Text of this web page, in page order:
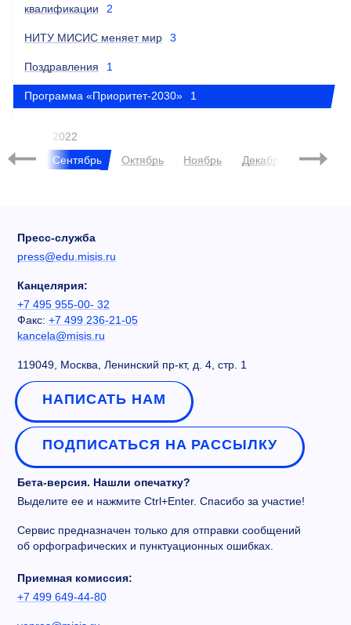
квалификации
2
НИТУ МИСИС меняет мир 3
Поздравления 1
Программа «Приоритет-2030» 1
2022
Сентябрь
Октябрь Ноябрь Декабрь
Пресс-служба
press@edu.misis.ru
Канцелярия:
+7 495 955-00- 32
Факс: +7 499 236-21-05
kancela@misis.ru
119049, Москва, Ленинский пр-кт, д. 4, стр. 1
НАПИСАТЬ НАМ
ПОДПИСАТЬСЯ НА РАССЫЛКУ
Бета-версия. Нашли опечатку?
Выделите ее и нажмите Ctrl+Enter. Спасибо за участие!
Сервис предназначен только для отправки сообщений
об орфографических и пунктуационных ошибках.
Приемная комиссия:
+7 499 649-44-80